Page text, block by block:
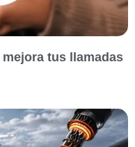
tus llamadas